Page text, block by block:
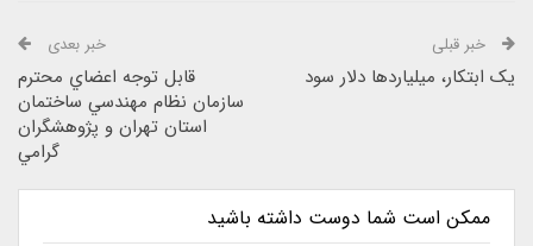
خبر قبلی
یک ابتکار، میلیاردها دلار سود
خبر بعدی
قابل توجه اعضاي محترم
سازمان نظام مهندسي ساختمان
استان تهران و پژوهشگران
گرامي
ممکن است شما دوست داشته باشید